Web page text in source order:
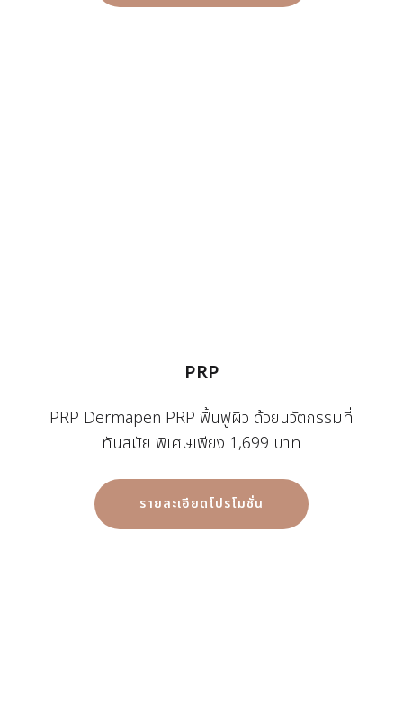
PRP
PRP Dermapen PRP ฟื้นฟูผิว ด้วยนวัตกรรมที่
ทันสมัย พิเศษเพียง 1,699 บาท
รายละเอียดโปรโมชั่น